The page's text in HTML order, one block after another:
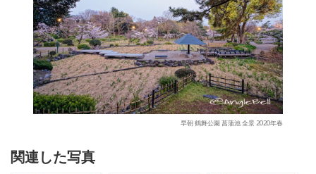
早朝 鶴舞公園 菖蒲池 全景 2020年春
関連した写真